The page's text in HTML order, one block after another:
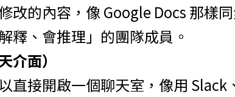
改的內容，像 Google Docs 那樣
釋、會推理」的團隊成員。
介面）
直接開啟一個聊天室，像用 Slack